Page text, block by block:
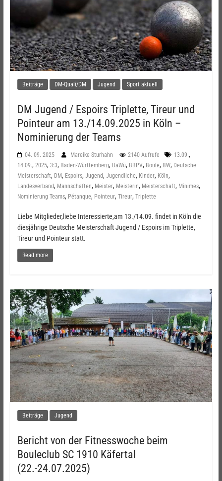
Beiträge DM-Quali/DM Jugend Sport aktuell
DM Jugend / Espoirs Triplette, Tireur und
Pointeur am 13./14.09.2025 in Köln –
Nominierung der Teams
04. 09. 2025 Mareike Sturhahn 2140 Aufrufe 13.09.,
14.09., 2025, 3:3, Baden-Württemberg, BaWü, BBPV, Boule, BW, Deutsche
Meisterschaft, DM, Espoirs, Jugend, Jugendliche, Kinder, Köln,
Landesverband, Mannschaften, Meister, Meisterin, Meisterschaft, Minimes,
Nominierung Teams, Pétanque, Pointeur, Tireur, Triplette
Liebe Mitglieder,liebe Interessierte,am 13./14.09. findet in Köln die
diesjährige Deutsche Meisterschaft Jugend / Espoirs im Triplette,
Tireur und Pointeur statt.
Read more
Beiträge Jugend
Bericht von der Fitnesswoche beim
Bouleclub SC 1910 Käfertal
(22.-24.07.2025)